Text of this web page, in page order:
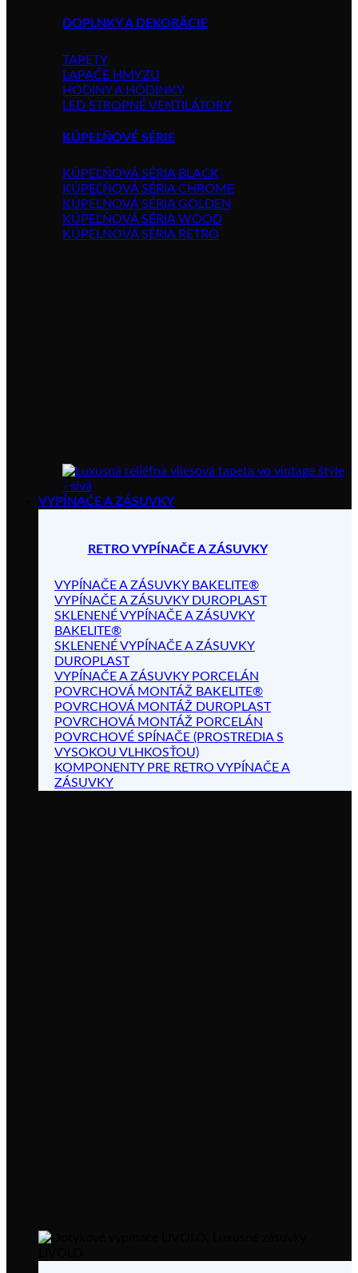
DOPLNKY A DEKORÁCIE
TAPETY
LAPAČE HMYZU
HODINY A HODINKY
LED STROPNÉ VENTILÁTORY
KÚPEĽŇOVÉ SÉRIE
KÚPEĽŇOVÁ SÉRIA BLACK
KÚPEĽŇOVÁ SÉRIA CHROME
KÚPEĽŇOVÁ SÉRIA GOLDEN
KÚPEĽŇOVÁ SÉRIA WOOD
KÚPELŇOVÁ SÉRIA RETRO
VYPÍNAČE A ZÁSUVKY
RETRO VYPÍNAČE A ZÁSUVKY
VYPÍNAČE A ZÁSUVKY BAKELITE®
VYPÍNAČE A ZÁSUVKY DUROPLAST
SKLENENÉ VYPÍNAČE A ZÁSUVKY
BAKELITE®
SKLENENÉ VYPÍNAČE A ZÁSUVKY
DUROPLAST
VYPÍNAČE A ZÁSUVKY PORCELÁN
POVRCHOVÁ MONTÁŽ BAKELITE®
POVRCHOVÁ MONTÁŽ DUROPLAST
POVRCHOVÁ MONTÁŽ PORCELÁN
POVRCHOVÉ SPÍNAČE (PROSTREDIA S
VYSOKOU VLHKOSŤOU)
KOMPONENTY PRE RETRO VYPÍNAČE A
ZÁSUVKY